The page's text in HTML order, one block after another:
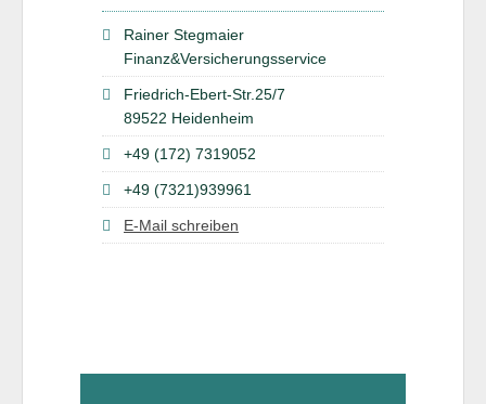
Rainer Stegmaier
Finanz&Versicherungsservice
Friedrich-Ebert-Str.25/7
89522 Heidenheim
+49 (172) 7319052
+49 (7321)939961
E-Mail schreiben